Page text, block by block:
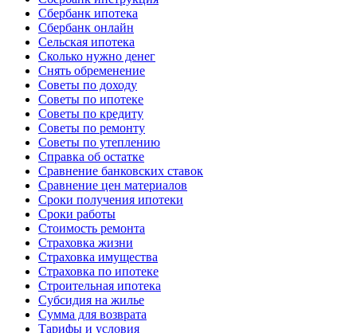
Сбербанк ипотека
Сбербанк онлайн
Сельская ипотека
Сколько нужно денег
Снять обременение
Советы по доходу
Советы по ипотеке
Советы по кредиту
Советы по ремонту
Советы по утеплению
Справка об остатке
Сравнение банковских ставок
Сравнение цен материалов
Сроки получения ипотеки
Сроки работы
Стоимость ремонта
Страховка жизни
Страховка имущества
Страховка по ипотеке
Строительная ипотека
Субсидия на жилье
Сумма для возврата
Тарифы и условия